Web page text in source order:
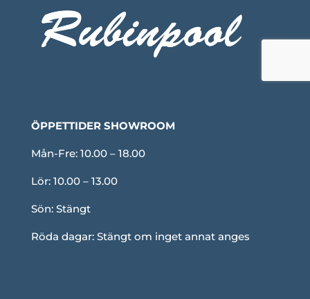
ÖPPETTIDER SHOWROOM
Mån-Fre: 10.00 – 18.00
Lör: 10.00 – 13.00
Sön: Stängt
Röda dagar: Stängt om inget annat anges